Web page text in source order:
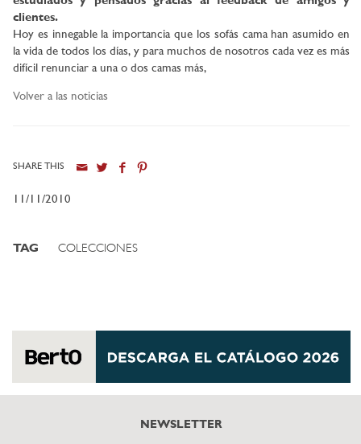
clientes.
Hoy es innegable la importancia que los sofás cama han asumido en
la vida de todos los días, y para muchos de nosotros cada vez es más
difícil renunciar a una o dos camas más,
Volver a las noticias
SHARE THIS
11/11/2010
TAG COLECCIONES
NEWSLETTER